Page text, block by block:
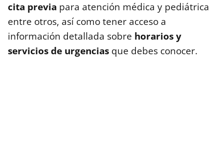
cita previa para atención médica y pediátrica
entre otros, así como tener acceso a
información detallada sobre horarios y
servicios de urgencias que debes conocer.